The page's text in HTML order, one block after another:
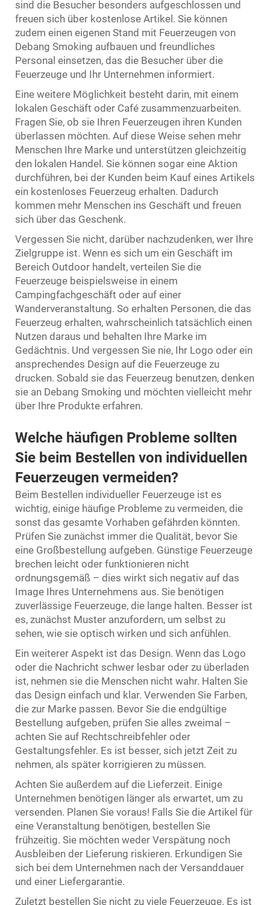
sind die Besucher besonders aufgeschlossen und
freuen sich über kostenlose Artikel. Sie können
zudem einen eigenen Stand mit Feuerzeugen von
Debang Smoking aufbauen und freundliches
Personal einsetzen, das die Besucher über die
Feuerzeuge und Ihr Unternehmen informiert.
Eine weitere Möglichkeit besteht darin, mit einem
lokalen Geschäft oder Café zusammenzuarbeiten.
Fragen Sie, ob sie Ihren Feuerzeugen ihren Kunden
überlassen möchten. Auf diese Weise sehen mehr
Menschen Ihre Marke und unterstützen gleichzeitig
den lokalen Handel. Sie können sogar eine Aktion
durchführen, bei der Kunden beim Kauf eines Artikels
ein kostenloses Feuerzeug erhalten. Dadurch
kommen mehr Menschen ins Geschäft und freuen
sich über das Geschenk.
Vergessen Sie nicht, darüber nachzudenken, wer Ihre
Zielgruppe ist. Wenn es sich um ein Geschäft im
Bereich Outdoor handelt, verteilen Sie die
Feuerzeuge beispielsweise in einem
Campingfachgeschäft oder auf einer
Wanderveranstaltung. So erhalten Personen, die das
Feuerzeug erhalten, wahrscheinlich tatsächlich einen
Nutzen daraus und behalten Ihre Marke im
Gedächtnis. Und vergessen Sie nie, Ihr Logo oder ein
ansprechendes Design auf die Feuerzeuge zu
drucken. Sobald sie das Feuerzeug benutzen, denken
sie an Debang Smoking und möchten vielleicht mehr
über Ihre Produkte erfahren.
Welche häufigen Probleme sollten
Sie beim Bestellen von individuellen
Feuerzeugen vermeiden?
Beim Bestellen individueller Feuerzeuge ist es
wichtig, einige häufige Probleme zu vermeiden, die
sonst das gesamte Vorhaben gefährden könnten.
Prüfen Sie zunächst immer die Qualität, bevor Sie
eine Großbestellung aufgeben. Günstige Feuerzeuge
brechen leicht oder funktionieren nicht
ordnungsgemäß – dies wirkt sich negativ auf das
Image Ihres Unternehmens aus. Sie benötigen
zuverlässige Feuerzeuge, die lange halten. Besser ist
es, zunächst Muster anzufordern, um selbst zu
sehen, wie sie optisch wirken und sich anfühlen.
Ein weiterer Aspekt ist das Design. Wenn das Logo
oder die Nachricht schwer lesbar oder zu überladen
ist, nehmen sie die Menschen nicht wahr. Halten Sie
das Design einfach und klar. Verwenden Sie Farben,
die zur Marke passen. Bevor Sie die endgültige
Bestellung aufgeben, prüfen Sie alles zweimal –
achten Sie auf Rechtschreibfehler oder
Gestaltungsfehler. Es ist besser, sich jetzt Zeit zu
nehmen, als später korrigieren zu müssen.
Achten Sie außerdem auf die Lieferzeit. Einige
Unternehmen benötigen länger als erwartet, um zu
versenden. Planen Sie voraus! Falls Sie die Artikel für
eine Veranstaltung benötigen, bestellen Sie
frühzeitig. Sie möchten weder Verspätung noch
Ausbleiben der Lieferung riskieren. Erkundigen Sie
sich bei dem Unternehmen nach der Versanddauer
und einer Liefergarantie.
Zuletzt bestellen Sie nicht zu viele Feuerzeuge. Es ist